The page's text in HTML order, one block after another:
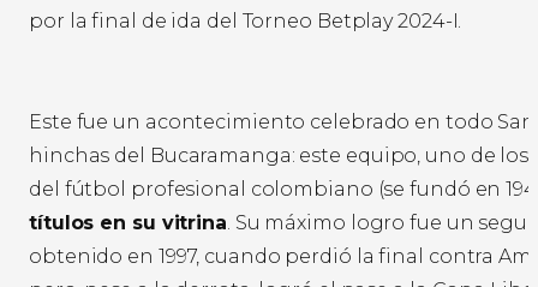
por la final de ida del Torneo Betplay 2024-I.
Este fue un acontecimiento celebrado en todo
hinchas del Bucaramanga: este equipo, uno de
del fútbol profesional colombiano (se fundó en
títulos en su vitrina. Su máximo logro fue un
obtenido en 1997, cuando perdió la final contra